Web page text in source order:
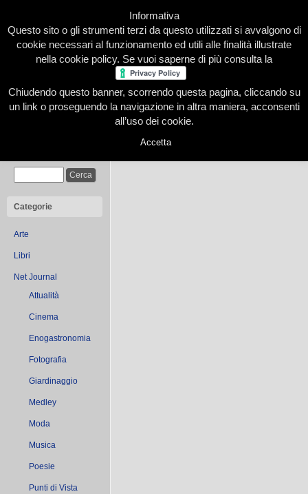
Home Presentazione Redazione Le nostre firme
Categorie
Arte
Libri
Net Journal
Attualità
Cinema
Enogastronomia
Fotografia
Giardinaggio
Medley
Moda
Musica
Poesie
Punti di Vista
You are browsing the
Informativa
Questo sito o gli strumenti terzi da questo utilizzati si avvalgono di
cookie necessari al funzionamento ed utili alle finalità illustrate
nella cookie policy. Se vuoi saperne di più consulta la
Chiudendo questo banner, scorrendo questa pagina, cliccando su
un link o proseguendo la navigazione in altra maniera, acconsenti
all’uso dei cookie.
Accetta